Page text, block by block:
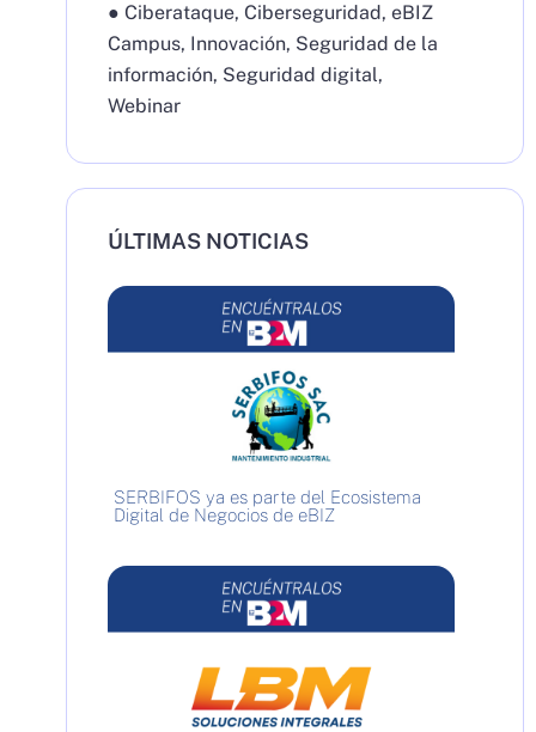
● Ciberataque, Ciberseguridad, eBIZ
Campus, Innovación, Seguridad de la
información, Seguridad digital,
Webinar
ÚLTIMAS NOTICIAS
SERBIFOS ya es parte del Ecosistema
Digital de Negocios de eBIZ